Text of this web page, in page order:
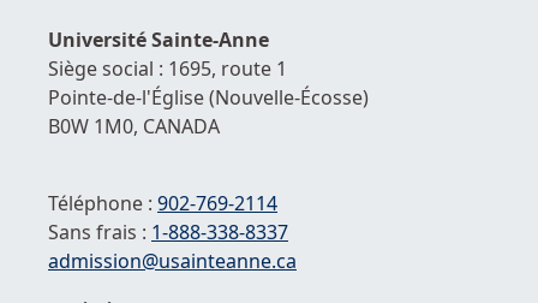
UniversitéSainte-Anne
Siège social : 1695, route 1
Pointe-de-l'Église(Nouvelle-Écosse)
B0W 1M0, CANADA
Téléphone : 902-769-2114
Sans frais : 1-888-338-8337
Courriel :
admission@usainteanne.ca